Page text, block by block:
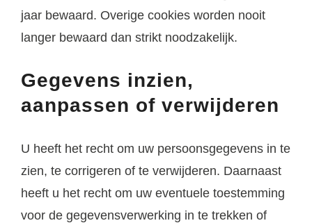
jaar bewaard. Overige cookies worden nooit
langer bewaard dan strikt noodzakelijk.
Gegevens inzien,
aanpassen of verwijderen
U heeft het recht om uw persoonsgegevens in te
zien, te corrigeren of te verwijderen. Daarnaast
heeft u het recht om uw eventuele toestemming
voor de gegevensverwerking in te trekken of